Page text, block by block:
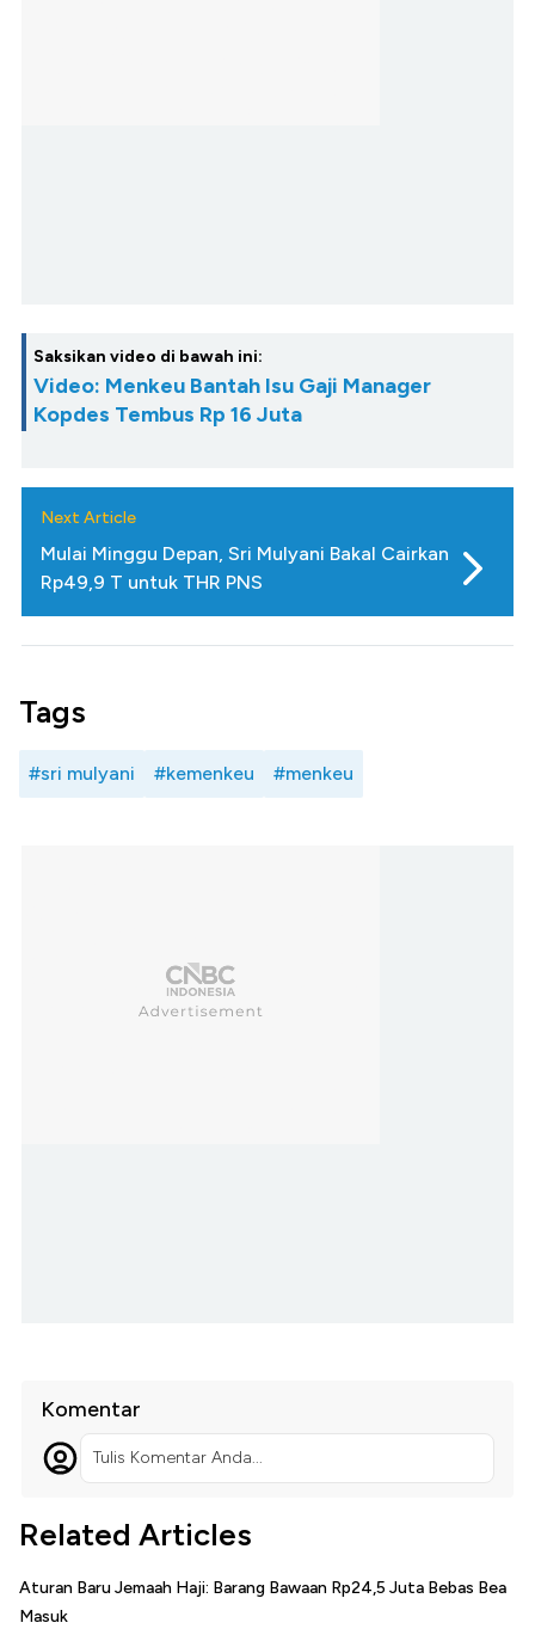
Saksikan video di bawah ini:
Video: Menkeu Bantah Isu Gaji Manager
Kopdes Tembus Rp 16 Juta
Next Article
Mulai Minggu Depan, Sri Mulyani Bakal Cairkan
Rp49,9 T untuk THR PNS
Tags
#sri mulyani #kemenkeu #menkeu
Komentar
Tulis Komentar Anda...
Related Articles
Aturan Baru Jemaah Haji: Barang Bawaan Rp24,5 Juta Bebas Bea
Masuk